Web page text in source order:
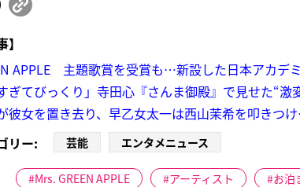
】
APPLE 主題歌賞を受賞も…新設した日本アカデ
ぎてびっくり」寺田心『さんま御殿』で見せた“激
彼女を置き去り、早乙女太一は西山茉希を叩きつ
リー:
芸能 エンタメニュース
Mrs. GREEN APPLE アーティスト お泊